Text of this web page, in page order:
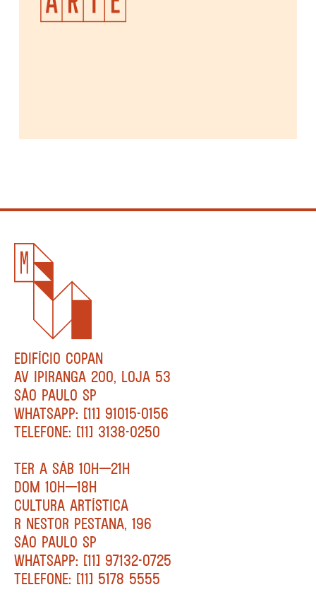
EDIFÍCIO COPAN
AV IPIRANGA 200, LOJA 53
SÃO PAULO SP
WHATSAPP: [11] 91015-0156
TELEFONE: [11] 3138-0250
TER A SÁB 10H—21H
DOM 10H—18H
CULTURA ARTÍSTICA
R NESTOR PESTANA, 196
SÃO PAULO SP
WHATSAPP: [11] 97132-0725
TELEFONE: [11] 5178 5555